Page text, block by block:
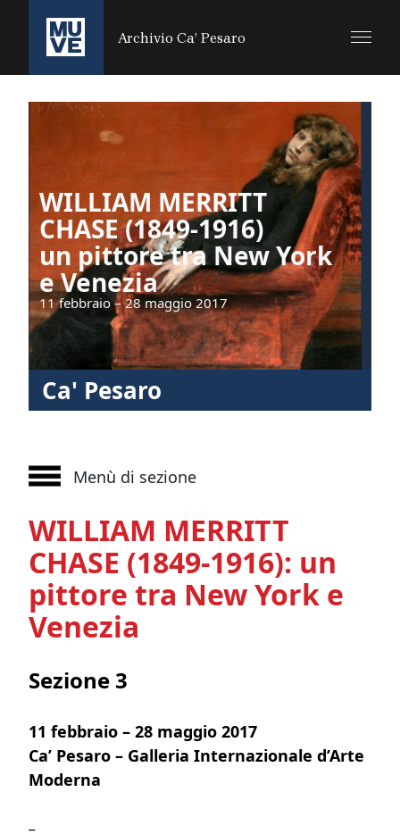
SALTA AL CONTENUTO PRINCIPALE
Archivio Ca’ Pesaro
WILLIAM MERRITT
CHASE (1849-1916)
un pittore tra New York
e Venezia
11 febbraio – 28 maggio 2017
Ca' Pesaro
Menù di sezione
WILLIAM MERRITT
CHASE (1849-1916): un
pittore tra New York e
Venezia
Sezione 3
11 febbraio – 28 maggio 2017
Ca’ Pesaro – Galleria Internazionale d’Arte
Moderna